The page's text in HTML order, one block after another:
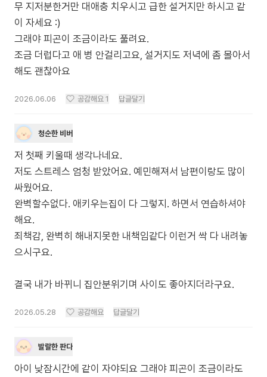
무 지저분한거만 대애충 치우시고 급한 설거지만 하시고 같
이 자세요 :)
그래야 피곤이 조금이라도 풀려요.
조금 더럽다고 애 병 안걸리고요, 설거지도 저녁에 좀 몰아서
2026.06.06 공감해요 1 답글달기
청순한 비버
저 첫째 키울때 생각나네요.
저도 스트레스 엄청 받았어요. 예민해져서 남편이랑도 많이
싸웠어요.
완벽할수없다. 애키우는집이 다 그렇지. 하면서 연습하셔야
해요.
죄책감, 완벽히 해내지못한 내책임같다 이런거 싹 다 내려놓
으시구요.
결국 내가 바뀌니 집안분위기며 사이도 좋아지더라구요.
2026.05.28 공감해요 답글달기
발랄한 판다
아이 낮잠시간에 같이 자야되요 그래야 피곤이 조금이라도